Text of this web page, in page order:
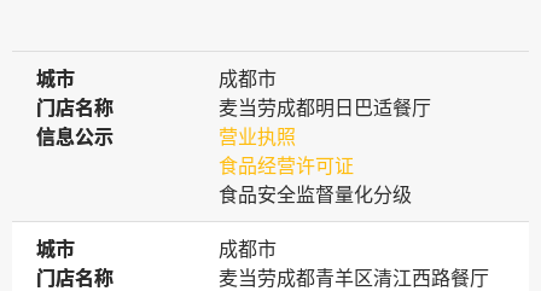
城市
城市
成都市
门店名称
门店名称
麦当劳成都明日巴适餐厅
信息公示
信息公示
营业执照
食品经营许可证
食品安全监督量化分级
城市
城市
成都市
门店名称
门店名称
麦当劳成都青羊区清江西路餐厅